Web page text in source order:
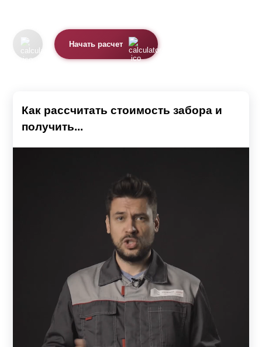
Начать расчет
Как рассчитать стоимость забора и
получить...